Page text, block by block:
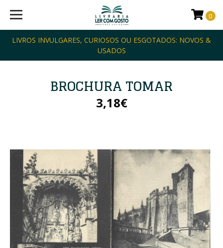
LIVROS INVULGARES, CURIOSOS OU ESGOTADOS: NOVOS &
USADOS
0
BROCHURA TOMAR
3,18€